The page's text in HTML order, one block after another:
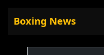
Boxing News